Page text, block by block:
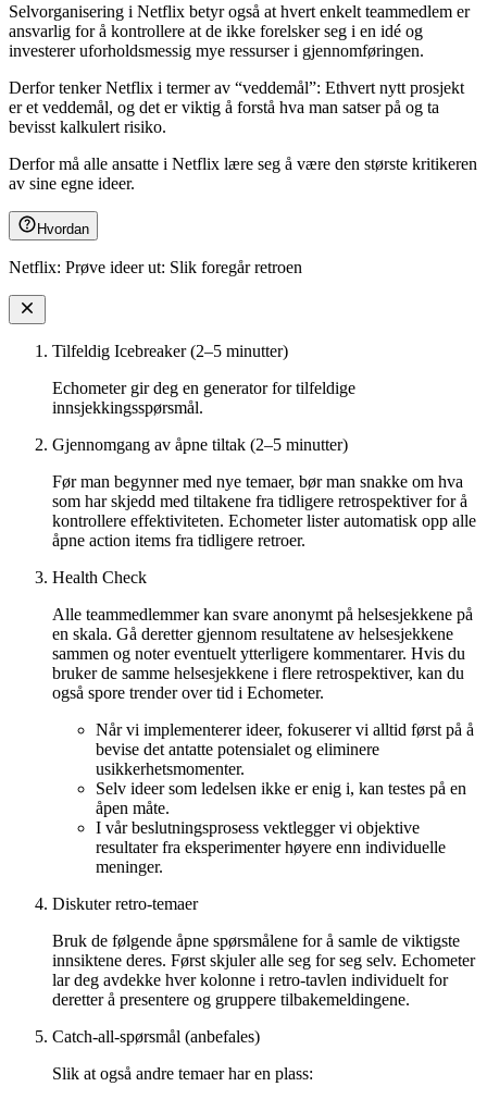
Selvorganisering i Netflix betyr også at hvert enkelt teammedlem er
ansvarlig for å kontrollere at de ikke forelsker seg i en idé og
investerer uforholdsmessig mye ressurser i gjennomføringen.
Derfor tenker Netflix i termer av “veddemål”: Ethvert nytt prosjekt
er et veddemål, og det er viktig å forstå hva man satser på og ta
bevisst kalkulert risiko.
Derfor må alle ansatte i Netflix lære seg å være den største kritikeren
av sine egne ideer.
Hvordan
Netflix: Prøve ideer ut: Slik foregår retroen
Tilfeldig Icebreaker (2–5 minutter)
Echometer gir deg en generator for tilfeldige
innsjekkingsspørsmål.
Gjennomgang av åpne tiltak (2–5 minutter)
Før man begynner med nye temaer, bør man snakke om hva
som har skjedd med tiltakene fra tidligere retrospektiver for å
kontrollere effektiviteten. Echometer lister automatisk opp alle
åpne action items fra tidligere retroer.
Health Check
Alle teammedlemmer kan svare anonymt på helsesjekkene på
en skala. Gå deretter gjennom resultatene av helsesjekkene
sammen og noter eventuelt ytterligere kommentarer. Hvis du
bruker de samme helsesjekkene i flere retrospektiver, kan du
også spore trender over tid i Echometer.
Når vi implementerer ideer, fokuserer vi alltid først på å
bevise det antatte potensialet og eliminere
usikkerhetsmomenter.
Selv ideer som ledelsen ikke er enig i, kan testes på en
åpen måte.
I vår beslutningsprosess vektlegger vi objektive
resultater fra eksperimenter høyere enn individuelle
meninger.
Diskuter retro-temaer
Bruk de følgende åpne spørsmålene for å samle de viktigste
innsiktene deres. Først skjuler alle seg for seg selv. Echometer
lar deg avdekke hver kolonne i retro-tavlen individuelt for
deretter å presentere og gruppere tilbakemeldingene.
Catch-all-spørsmål (anbefales)
Slik at også andre temaer har en plass: